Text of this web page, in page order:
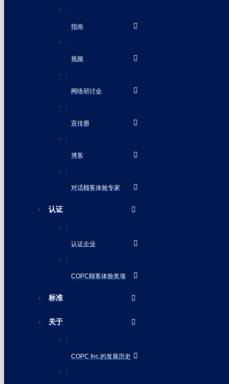
指南
视频
网络研讨会
宣传册
博客
对话顾客体验专家
认证
认证企业
COPC顾客体验奖项
标准
关于
COPC Inc.的发展历史